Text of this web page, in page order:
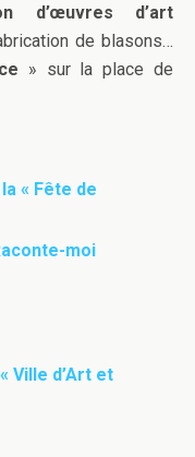
d’œuvres d’art
de blasons…
» sur la place de
« Fête de
moi
Ville d’Art et